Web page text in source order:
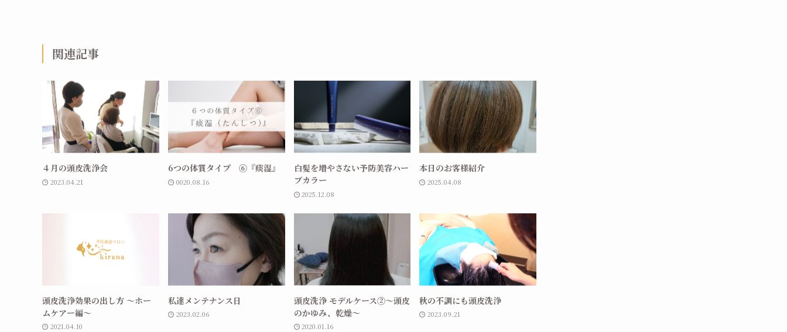
関連記事
４月の頭皮洗浄会
2023.04.21
6つの体質タイプ ⑥『痰湿』
0020.08.16
白髪を増やさない予防美容ハー
ブカラー
2025.12.08
本日のお客様紹介
2025.04.08
頭皮洗浄効果の出し方 ～ホー
ムケアー編～
2021.04.10
私達メンテナンス日
2023.02.06
頭皮洗浄 モデルケース②～頭皮
のかゆみ、乾燥～
2020.01.16
秋の不調にも頭皮洗浄
2023.09.21